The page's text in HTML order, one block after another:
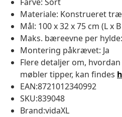
Materiale: Konstrueret
Mål: 100 x 32 x 75 cm (L x
Maks. bæreevne per
Montering påkrævet: Ja
Flere detaljer om,
møbler tipper, kan findes
EAN:8721012340992
SKU:839048
Brand:vidaXL